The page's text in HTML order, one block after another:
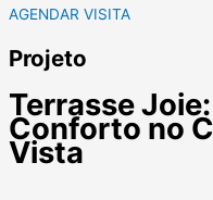
AGENDAR VISITA
Projeto
Terrasse
Conforto no
Vista